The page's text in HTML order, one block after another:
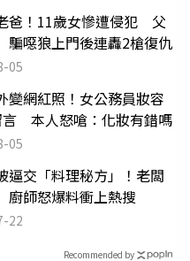
爸！11歲女慘遭侵犯 父
騙噁狼上門後連轟2槍復仇
05
變網紅照！女公務員妝容
言 本人怒嗆：化妝有錯嗎
05
逼交「料理秘方」！老闆
師怒爆料衝上熱搜
22
Recommended by